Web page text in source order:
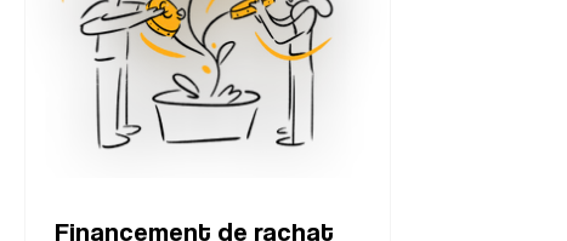
Financement de rachat